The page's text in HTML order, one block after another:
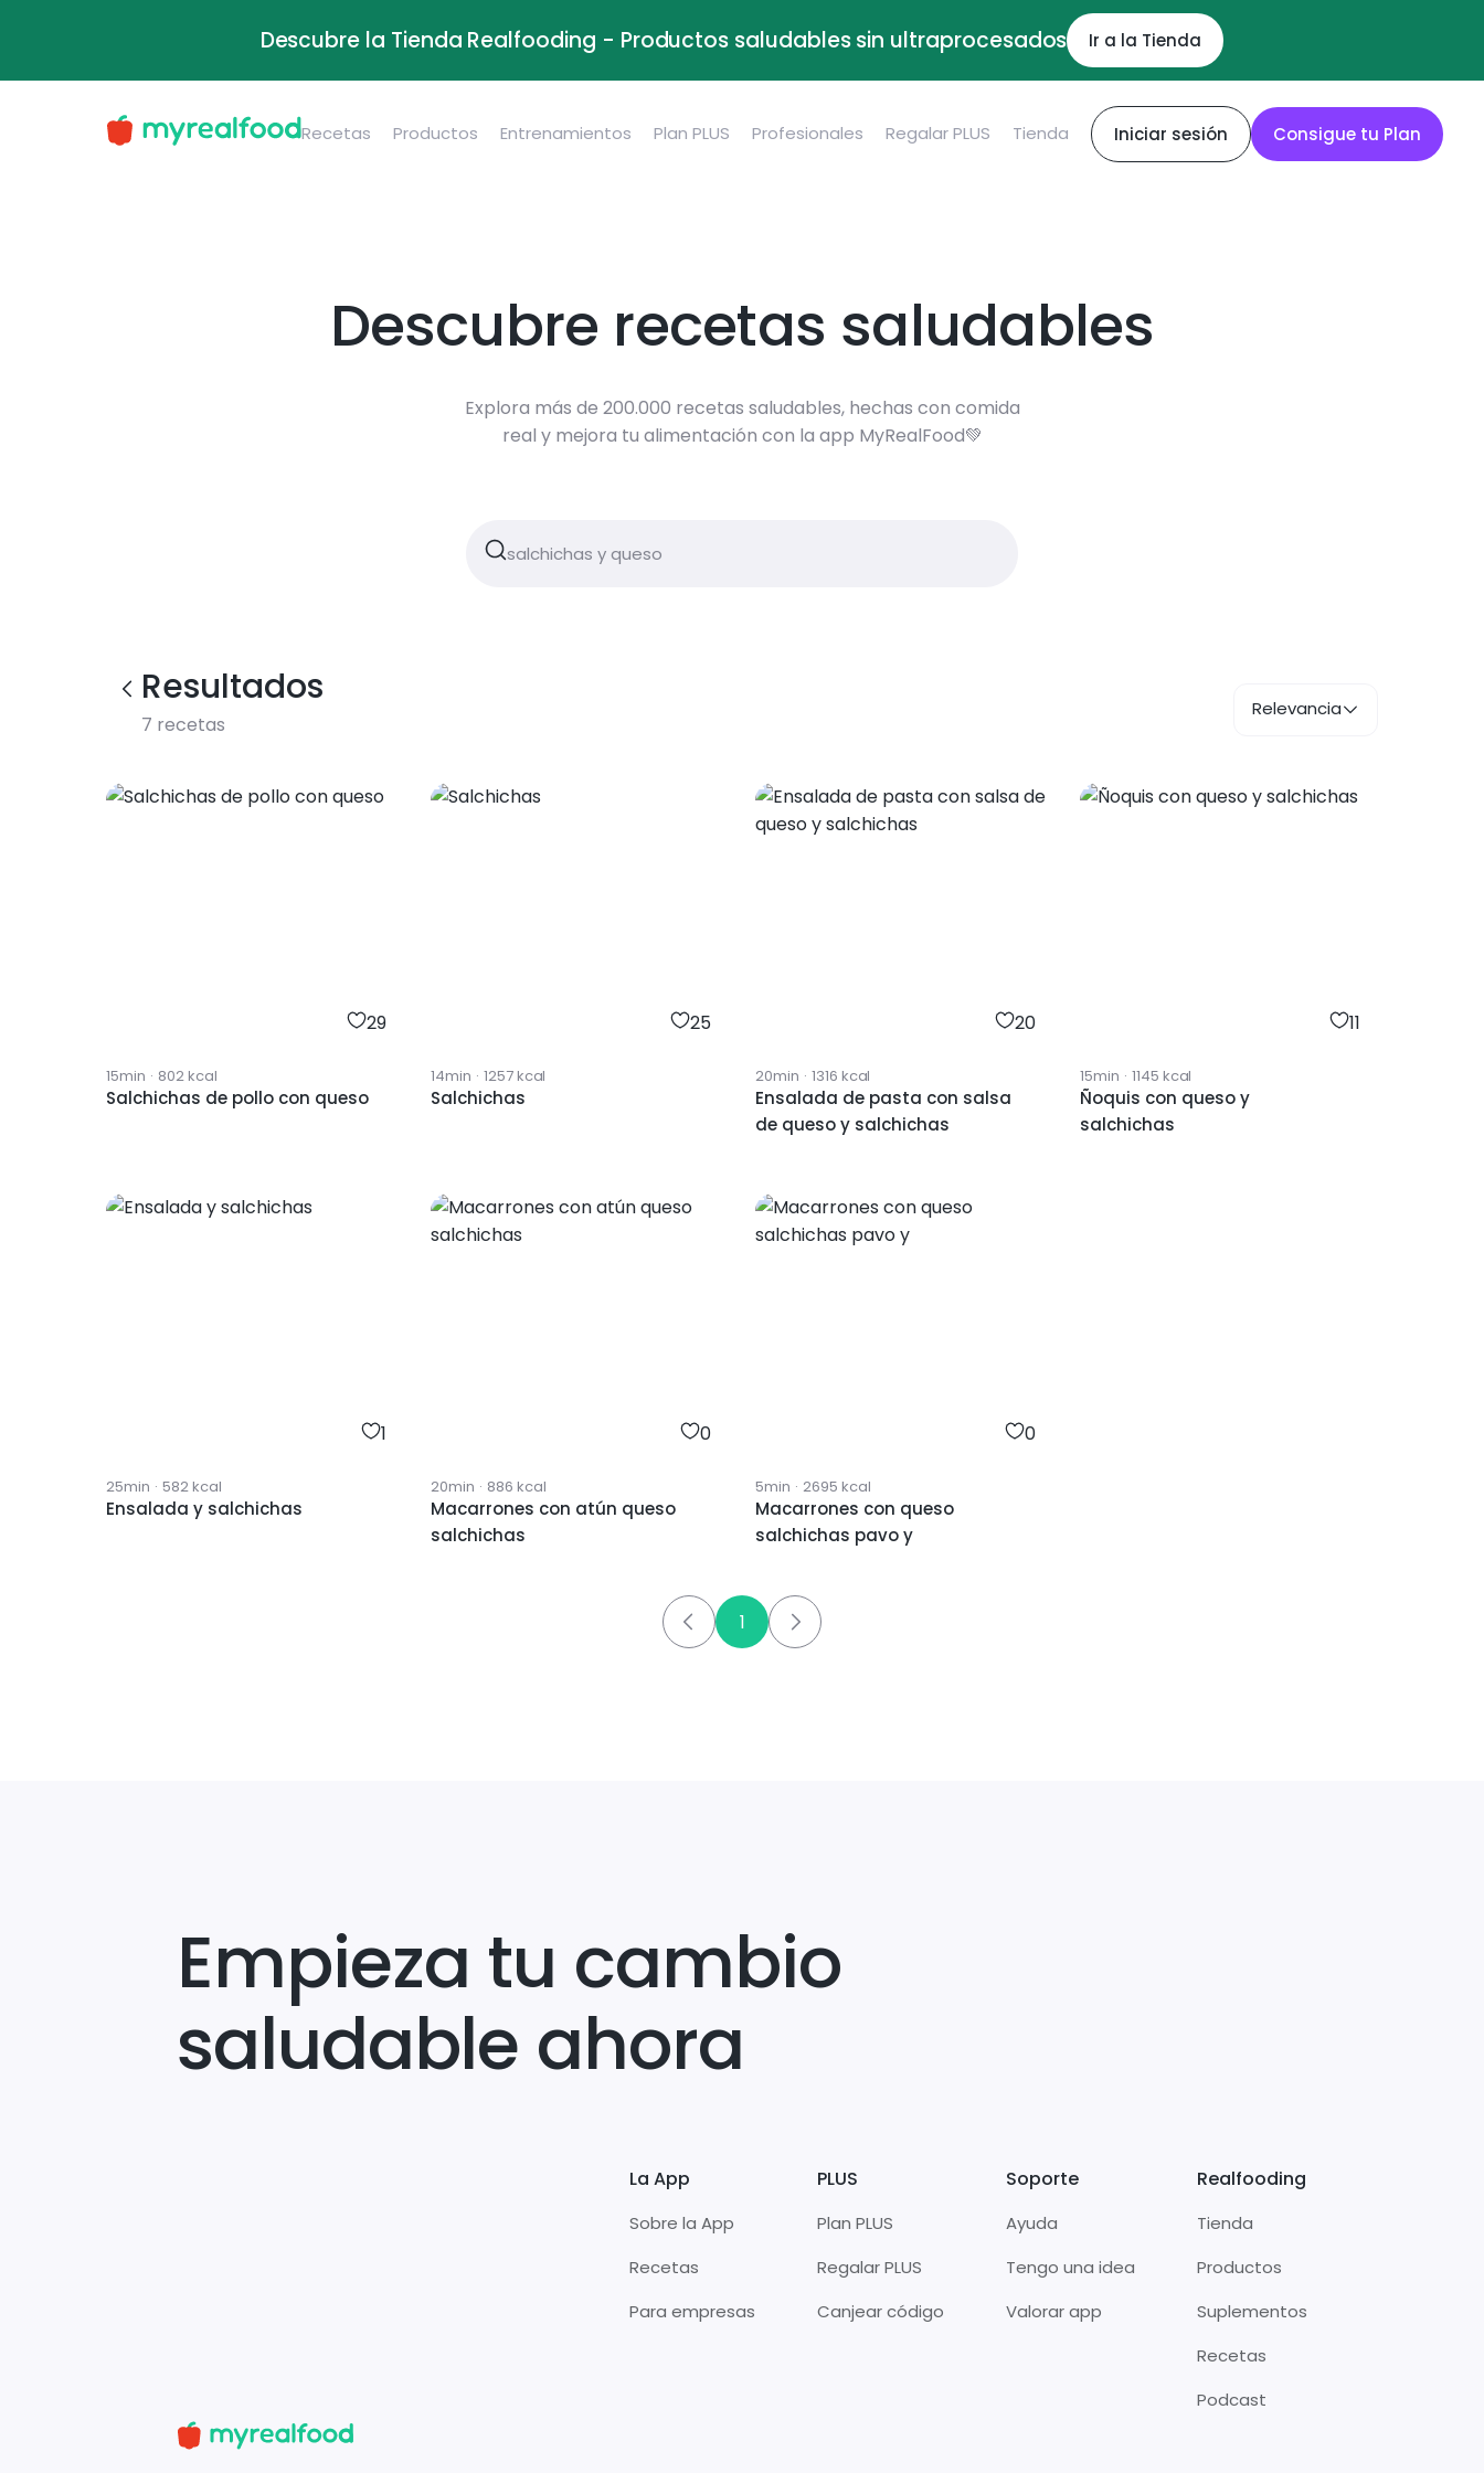
Descubre la Tienda Realfooding - Productos saludables sin ultraprocesados Ir a la Tienda
Recetas Productos Entrenamientos Plan PLUS Profesionales Regalar PLUS Tienda Iniciar sesión Consigue tu Plan
Descubre recetas saludables
Explora más de 200.000 recetas saludables, hechas con comida
real y mejora tu alimentación con la app MyRealFood💚
Resultados
7 recetas
Relevancia
29
15min · 802kcal
Salchichas de pollo con queso
25
14min · 1257kcal
Salchichas
20
20min · 1316 kcal
Ensalada de pasta con salsa
de queso y salchichas
11
15min · 1145 kcal
Ñoquis con queso y
salchichas
1
25min · 582kcal
Ensalada y salchichas
0
20min · 886 kcal
Macarrones con atún queso
salchichas
0
5min · 2695 kcal
Macarrones con queso
salchichas pavo y
1
Empieza tu cambio
saludable ahora
La App
Sobre la App
Recetas
Para empresas
PLUS
Plan PLUS
Regalar PLUS
Canjear código
Soporte
Ayuda
Tengo una idea
Valorar app
Realfooding
Tienda
Productos
Suplementos
Recetas
Podcast